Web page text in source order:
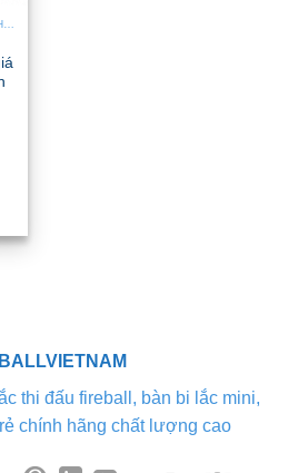
thi đấu fireball, bàn bi lắc mini,
chính hãng chất lượng cao